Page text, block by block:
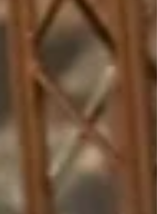
Fredsøe: "Ja, hvor skal man lige starte? Det var
egentlig en rigtig god weekend i Lommel fra
min side af, vil jeg sige. Fin kval'